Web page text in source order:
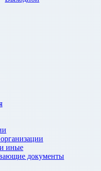
иные
документы